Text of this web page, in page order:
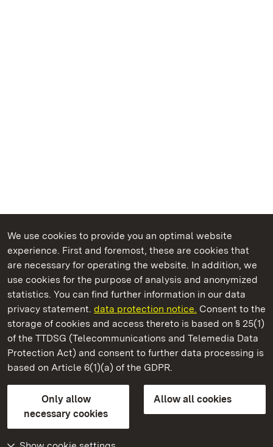
We use cookies to provide you an optimal website
experience. First and foremost, these are cookies that
are necessary for operating the website. In addition, we
use cookies for the purpose of analysis and anonymized
statistics. You can find further information in our data
privacy statement. data protection notice. Consent to the
storage of cookies and access thereto is based on § 25(1)
of the TTDSG (Telecommunications and Telemedia Data
Protection Act) and consent to further data processing is
based on Article 6(1)(a) of the GDPR.
Only allow
necessary cookies
Allow all cookies
State Palaces and Gardens of Baden-Wuerttemberg
Ludwigsburg Residential Palace
State Palaces and Gardens of Baden-Wuerttemberg
Contact usFAQMasthead
Declaration on barrier-free access
BITV-konform (geprüfte Seiten)